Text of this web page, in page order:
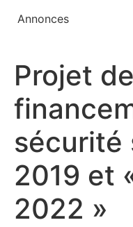
Annonces
Projet
sécurité
2019 et
2022 »